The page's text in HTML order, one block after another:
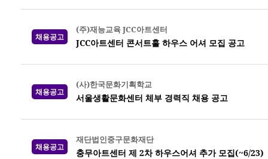
채용공고
(주)재능교육 JCC아트센터
JCC아트센터 콘서트홀 하우스 어셔 모집 공고
채용공고
(사)한국문화기획학교
서울생활문화센터 체부 경력직 채용 공고
채용공고
재단법인중구문화재단
충무아트센터 제 2차 하우스어셔 추가 모집(~6/23)